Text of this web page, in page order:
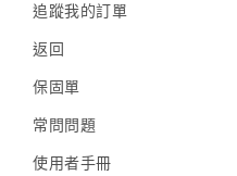
追蹤我的訂單
返回
保固單
常問問題
使用者手冊